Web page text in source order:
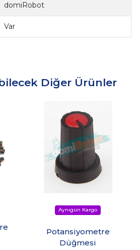
domiRobot
Var
Diğer Ürünler
Potansiyometre
Düğmesi